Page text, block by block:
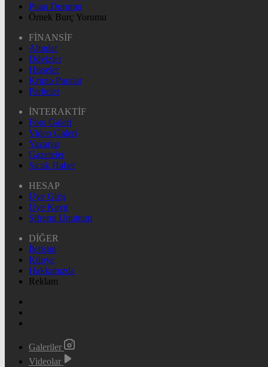
Puan Durumu
Örnek Burç Yorumu
FİNANSİF
Altınlar
Dövizler
Hisseler
Kripto Paralar
Pariteler
İNTERAKTİF
Foto Galeri
Video Galeri
Yazarlar
Gazeteler
Sıcak Haber
HESAP
Üye Giriş
Üye Kayıt
Şifremi Unuttum
DİĞER
İletişim
Künye
Hakkımızda
Reklam
Galeriler
Videolar